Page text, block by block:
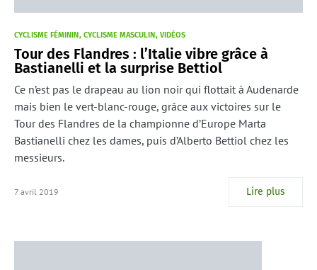
CYCLISME FÉMININ CYCLISME MASCULIN VIDÉOS
Tour des Flandres : l’Italie vibre grâce à
Bastianelli et la surprise Bettiol
Ce n’est pas le drapeau au lion noir qui flottait à Audenarde
mais bien le vert-blanc-rouge, grâce aux victoires sur le
Tour des Flandres de la championne d’Europe Marta
Bastianelli chez les dames, puis d’Alberto Bettiol chez les
messieurs.
7 avril 2019 Lire plus